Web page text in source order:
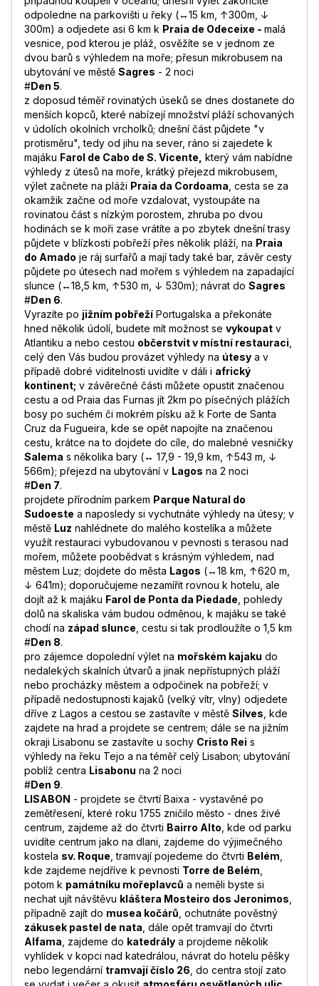
odpoledne na parkovišti u řeky (↔15 km, ↑300m, ↓
300m) a odjedete asi 6 km k Praia de Odeceixe - malá
vesnice, pod kterou je pláž, osvěžíte se v jednom ze
dvou barů s výhledem na moře; přesun mikrobusem na
ubytování ve městě Sagres - 2 noci
#Den 5.
z doposud téměř rovinatých úseků se dnes dostanete do
menších kopců, které nabízejí množství pláží schovaných
v údolích okolních vrcholků; dnešní část půjdete "v
protisměru", tedy od jihu na sever, ráno si zajedete k
majáku Farol de Cabo de S. Vicente, který vám nabídne
výhledy z útesů na moře, krátký přejezd mikrobusem,
výlet začnete na pláži Praia da Cordoama , cesta se za
okamžik začne od moře vzdalovat, vystoupáte na
rovinatou část s nízkým porostem, zhruba po dvou
hodinách se k moři zase vrátíte a po zbytek dnešní trasy
půjdete v blízkosti pobřeží přes několik pláží, na Praia
do Amado je ráj surfařů a mají tady také bar, závěr cesty
půjdete po útesech nad mořem s výhledem na zapadající
slunce (↔18,5 km, ↑530 m, ↓ 530m); návrat do Sagres
#Den 6.
Vyrazíte po jižním pobřeží Portugalska a překonáte
hned několik údolí, budete mít možnost se vykoupat v
Atlantiku a nebo cestou občerstvit v místní restauraci
celý den Vás budou provázet výhledy na útesy a v
případě dobré viditelnosti uvidíte v dáli i africký
kontinent; v závěrečné části můžete opustit značenou
cestu a od Praia das Furnas jít 2km po písečných plážích
bosy po suchém či mokrém písku až k Forte de Santa
Cruz da Fugueira, kde se opět napojíte na značenou
cestu, krátce na to dojdete do cíle, do malebné vesničky
Salema s několika bary (↔ 17,9 - 19,9 km, ↑543 m, ↓
566m); přejezd na ubytování v Lagos na 2 noci
#Den 7.
projdete přírodním parkem Parque Natural do
Sudoeste a naposledy si vychutnáte výhledy na útesy; v
městě Luz nahlédnete do malého kostelíka a můžete
využít restauraci vybudovanou v pevnosti s terasou nad
mořem, můžete poobědvat s krásným výhledem, nad
městem Luz; dojdete do města Lagos (↔18 km, ↑620 m,
↓ 641m); doporučujeme nezamířit rovnou k hotelu, ale
dojít až k majáku Farol de Ponta da Piedade , pohledy
dolů na skaliska vám budou odměnou, k majáku se také
chodí na západ slunce , cestu si tak prodloužíte o 1,5 km
#Den 8.
pro zájemce dopolední výlet na mořském kajaku do
nedalekých skalních útvarů a jinak nepřístupných pláží
nebo procházky městem a odpočinek na pobřeží; v
případě nedostupnosti kajaků (velký vítr, vlny) odjedete
dříve z Lagos a cestou se zastavíte v městě Silves , kde
zajdete na hrad a projdete se centrem; dále se na jižním
okraji Lisabonu se zastavíte u sochy Cristo Rei s
výhledy na řeku Tejo a na téměř celý Lisabon; ubytování
poblíž centra Lisabonu na 2 noci
#Den 9.
LISABON - projdete se čtvrtí Baixa - vystavěné po
zemětřesení, které roku 1755 zničilo město - dnes živé
centrum, zajdeme až do čtvrti Bairro Alto , kde od parku
uvidíte centrum jako na dlani, zajdeme do výjimečného
kostela sv. Roque , tramvají pojedeme do čtvrti Belém
kde zajdeme nejdříve k pevnosti Torre de Belém
potom k památníku mořeplavců a neměli byste si
nechat ujít návštěvu kláštera Mosteiro dos Jeronimos
případně zajít do musea kočárů , ochutnáte pověstný
zákusek pastel de nata , dále opět tramvají do čtvrti
Alfama , zajdeme do katedrály a projdeme několik
vyhlídek v kopci nad katedrálou, návrat do hotelu pěšky
nebo legendární tramvají číslo 26 , do centra stojí zato